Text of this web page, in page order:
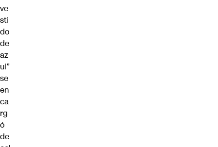
ve
sti
do
de
az
ul”
se
en
ca
rg
ó
de